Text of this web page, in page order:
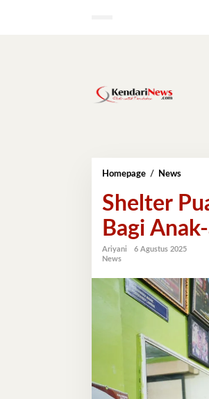
Homepage / NewsShelter
Bagi
Anak-
Shelter
Bagi
Ariyani
6 Agustus 2025
News